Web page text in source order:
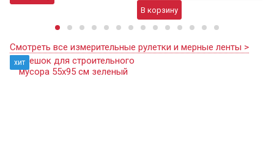
В корзину
Смотреть все измерительные рулетки и мерные ленты >
хит